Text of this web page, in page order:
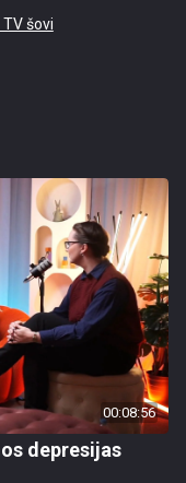
šovi
00:08:56
depresijas